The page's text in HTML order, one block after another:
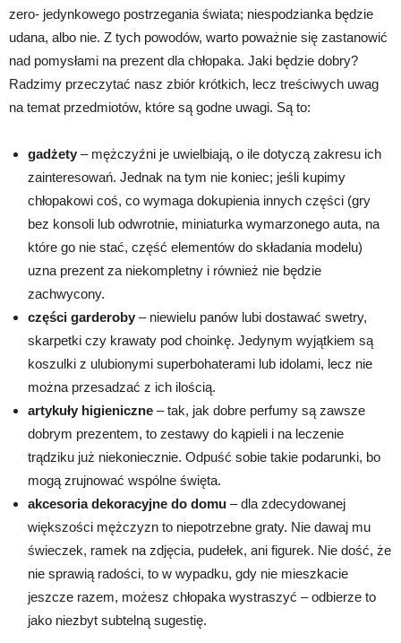
zero- jedynkowego postrzegania świata; niespodzianka będzie
udana, albo nie. Z tych powodów, warto poważnie się zastanowić
nad pomysłami na prezent dla chłopaka. Jaki będzie dobry?
Radzimy przeczytać nasz zbiór krótkich, lecz treściwych uwag
na temat przedmiotów, które są godne uwagi. Są to:
gadżety – mężczyźni je uwielbiają, o ile dotyczą zakresu ich
zainteresowań. Jednak na tym nie koniec; jeśli kupimy
chłopakowi coś, co wymaga dokupienia innych części (gry
bez konsoli lub odwrotnie, miniaturka wymarzonego auta, na
które go nie stać, część elementów do składania modelu)
uzna prezent za niekompletny i również nie będzie
zachwycony.
części garderoby – niewielu panów lubi dostawać swetry,
skarpetki czy krawaty pod choinkę. Jedynym wyjątkiem są
koszulki z ulubionymi superbohaterami lub idolami, lecz nie
można przesadzać z ich ilością.
artykuły higieniczne – tak, jak dobre perfumy są zawsze
dobrym prezentem, to zestawy do kąpieli i na leczenie
trądziku już niekoniecznie. Odpuść sobie takie podarunki, bo
mogą zrujnować wspólne święta.
akcesoria dekoracyjne do domu – dla zdecydowanej
większości mężczyzn to niepotrzebne graty. Nie dawaj mu
świeczek, ramek na zdjęcia, pudełek, ani figurek. Nie dość, że
nie sprawią radości, to w wypadku, gdy nie mieszkacie
jeszcze razem, możesz chłopaka wystraszyć – odbierze to
jako niezbyt subtelną sugestię.